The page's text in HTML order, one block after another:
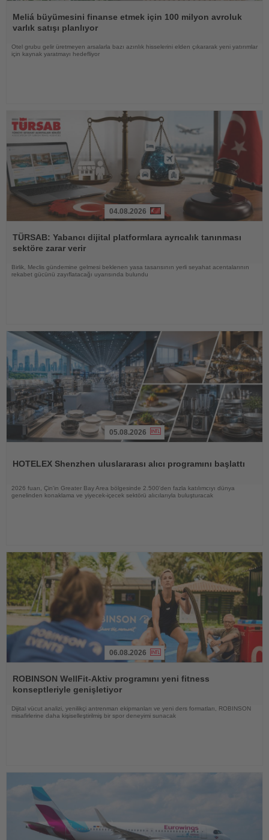
Oku
Meliá büyümesini finanse etmek için 100 milyon avroluk
varlık satışı planlıyor
Otel grubu gelir üretmeyen arsalarla bazı azınlık hisselerini elden çıkararak yeni yatırımlar
için kaynak yaratmayı hedefliyor
Oku
04.08.2026
TÜRSAB: Yabancı dijital platformlara ayrıcalık tanınması
sektöre zarar verir
Birlik, Meclis gündemine gelmesi beklenen yasa tasarısının yerli seyahat acentalarının
rekabet gücünü zayıflatacağı uyarısında bulundu
05.08.2026
HOTELEX Shenzhen uluslararası alıcı programını başlattı
2026 fuarı, Çin'in Greater Bay Area bölgesinde 2.500'den fazla katılımcıyı dünya
genelinden konaklama ve yiyecek-içecek sektörü alıcılarıyla buluşturacak
Oku
06.08.2026
ROBINSON WellFit-Aktiv programını yeni fitness
konseptleriyle genişletiyor
Dijital vücut analizi, yenilikçi antrenman ekipmanları ve yeni ders formatları, ROBINSON
misafirlerine daha kişiselleştirilmiş bir spor deneyimi sunacak